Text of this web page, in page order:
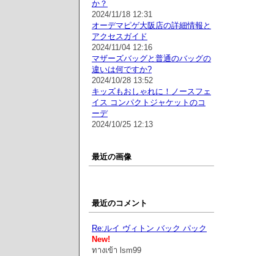
か？
2024/11/18 12:31
オーデマピゲ大阪店の詳細情報と
アクセスガイド
2024/11/04 12:16
マザーズバッグと普通のバッグの
違いは何ですか?
2024/10/28 13:52
キッズもおしゃれに！ノースフェ
イス コンパクトジャケットのコ
ーデ
2024/10/25 12:13
最近の画像
最近のコメント
Re:ルイ ヴィトン バック パック
New!
ทางเข้า lsm99